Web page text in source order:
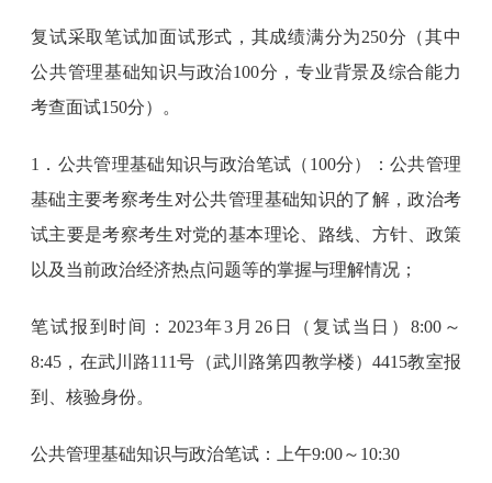
复试采取笔试加面试形式，其成绩满分为250分（其中
公共管理基础知识与政治100分，专业背景及综合能力
考查面试150分）。
1．公共管理基础知识与政治笔试（100分）：公共管理
基础主要考察考生对公共管理基础知识的了解，政治考
试主要是考察考生对党的基本理论、路线、方针、政策
以及当前政治经济热点问题等的掌握与理解情况；
笔试报到时间：2023年3月26日（复试当日）8:00～
8:45，在武川路111号（武川路第四教学楼）4415教室报
到、核验身份。
公共管理基础知识与政治笔试：上午9:00～10:30